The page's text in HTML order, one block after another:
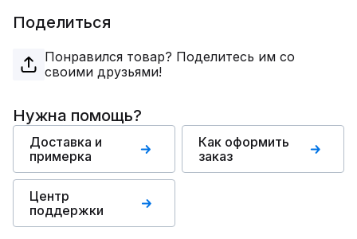
Поделиться
Понравился товар? Поделитесь им со
своими друзьями!
Нужна помощь?
Доставка и
примерка
Как оформить
заказ
Центр
поддержки